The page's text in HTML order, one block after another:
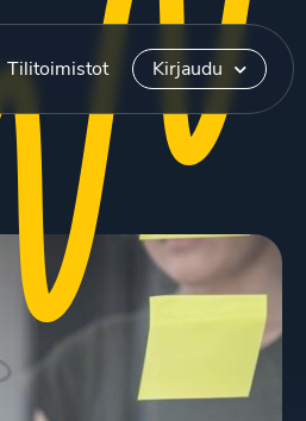
Tilitoimistot Kirjaudu